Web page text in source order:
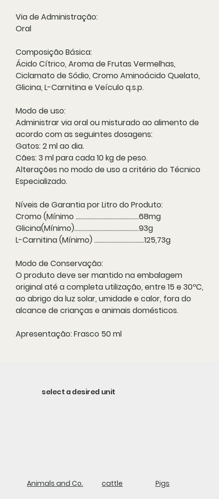
Via de Administração:
Oral
Composição Básica:
Ácido Cítrico, Aroma de Frutas Vermelhas,
Ciclamato de Sódio, Cromo Aminoácido Quelato,
Glicina, L-Carnitina e Veículo q.s.p.
Modo de uso:
Administrar via oral ou misturado ao alimento de
acordo com as seguintes dosagens:
Gatos:2 ml ao dia.
Cães:3 ml para cada 10 kg de peso.
Alterações no modo de uso a critério do Técnico
Especializado.
Níveis de Garantia por Litro do Produto:
Cromo (Mínimo ...........................................68mg
Glicina(Mínimo)............................................93g
L-Carnitina (Mínimo) ..................................125,73g
Modo de Conservação:
O produto deve ser mantido na embalagem
original até a completa utilização, entre 15 e 30ºC,
ao abrigo da luz solar, umidade e calor, fora do
alcance de crianças e animais domésticos.
Apresentação:Frasco 50 ml
select a desired unit
Animals and Co. cattle Pigs